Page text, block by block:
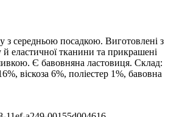
з середньою посадкою. Виготовлені з
й еластичної тканини та прикрашені
Є бавовняна ластовиця. Склад:
віскоза 6%, поліестер 1%, бавовна